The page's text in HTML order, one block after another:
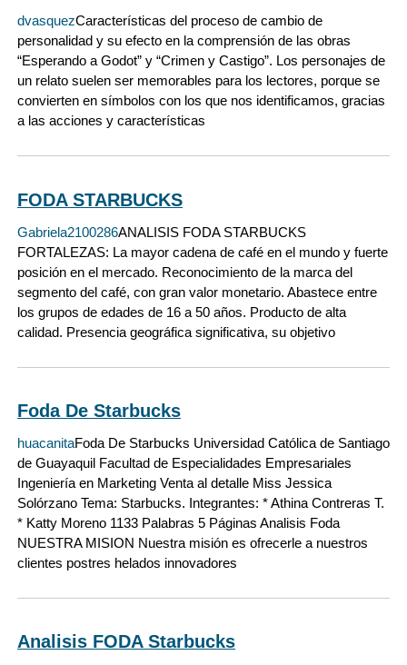
dvasquezCaracterísticas del proceso de cambio de
personalidad y su efecto en la comprensión de las obras
“Esperando a Godot” y “Crimen y Castigo”. Los personajes de
un relato suelen ser memorables para los lectores, porque se
convierten en símbolos con los que nos identificamos, gracias
a las acciones y características
FODA STARBUCKS
Gabriela2100286ANALISIS FODA STARBUCKS
FORTALEZAS: La mayor cadena de café en el mundo y fuerte
posición en el mercado. Reconocimiento de la marca del
segmento del café, con gran valor monetario. Abastece entre
los grupos de edades de 16 a 50 años. Producto de alta
calidad. Presencia geográfica significativa, su objetivo
Foda De Starbucks
huacanitaFoda De Starbucks Universidad Católica de Santiago
de Guayaquil Facultad de Especialidades Empresariales
Ingeniería en Marketing Venta al detalle Miss Jessica
Solórzano Tema: Starbucks. Integrantes: * Athina Contreras T.
* Katty Moreno 1133 Palabras 5 Páginas Analisis Foda
NUESTRA MISION Nuestra misión es ofrecerle a nuestros
clientes postres helados innovadores
Analisis FODA Starbucks